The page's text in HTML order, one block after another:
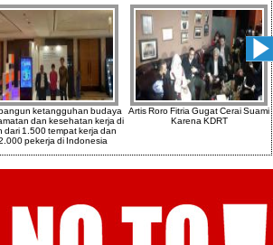
ketangguhan budaya
dan kesehatan kerja di
dari 1.500 tempat kerja dan
pekerja di Indonesia
Artis Roro Fitria Gugat Cerai Suami
Karena KDRT